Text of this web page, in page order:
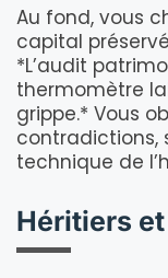
Au fond, vous
capital
*L’audit
thermomètre
grippe.* Vous
contradictions,
technique de
Héritiers